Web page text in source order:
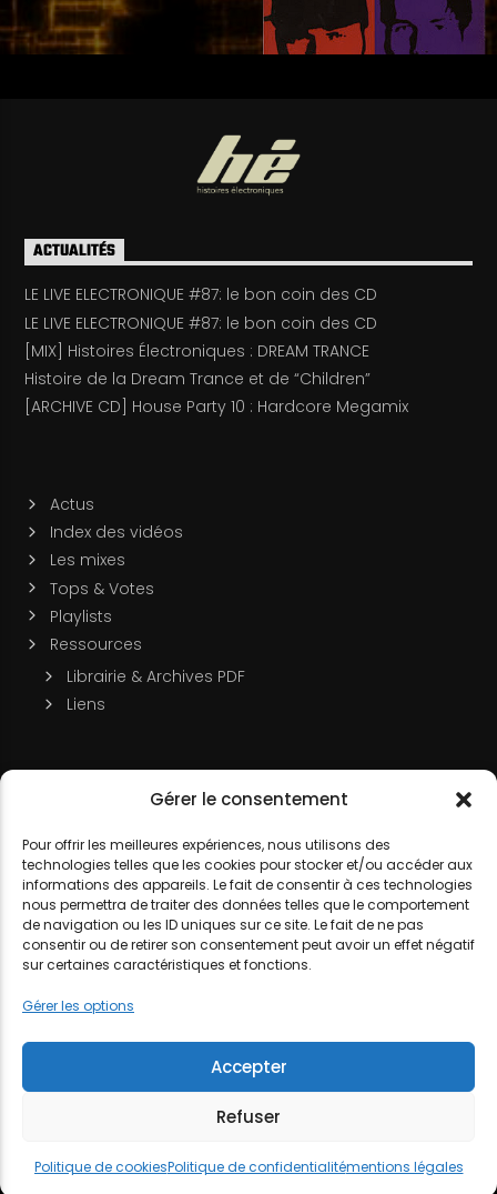
Gérer le consentement
Pour offrir les meilleures expériences, nous utilisons des
technologies telles que les cookies pour stocker et/ou accéder aux
informations des appareils. Le fait de consentir à ces technologies
nous permettra de traiter des données telles que le comportement
de navigation ou les ID uniques sur ce site. Le fait de ne pas
consentir ou de retirer son consentement peut avoir un effet négatif
sur certaines caractéristiques et fonctions.
Gérer les options
Accepter
Refuser
Politique de cookiesPolitique de confidentialitémentions légales
ACTUALITÉS
LE LIVE ELECTRONIQUE #87: le bon coin des CD
LE LIVE ELECTRONIQUE #87: le bon coin des CD
[MIX] Histoires Électroniques : DREAM TRANCE
Histoire de la Dream Trance et de “Children”
[ARCHIVE CD] House Party 10 : Hardcore Megamix
Actus
Index des vidéos
Les mixes
Tops & Votes
Playlists
Ressources
Librairie & Archives PDF
Liens
MON COMPTE
Contact
DJ LITTLE NEMO
CONFIDENTIALITÉ